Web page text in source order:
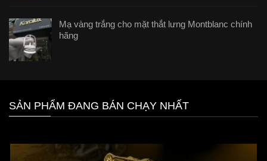
Mạ vàng trắng cho mặt thắt lưng Montblanc chính
hãng
SẢN PHẨM ĐANG BÁN CHẠY NHẤT